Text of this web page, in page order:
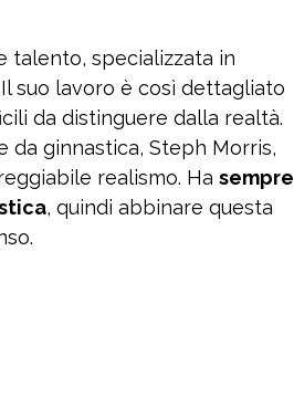
talento, specializzata in
suo lavoro è così dettagliato
da distinguere dalla realtà.
da ginnastica, Steph Morris,
realismo. Ha sempre
, quindi abbinare questa